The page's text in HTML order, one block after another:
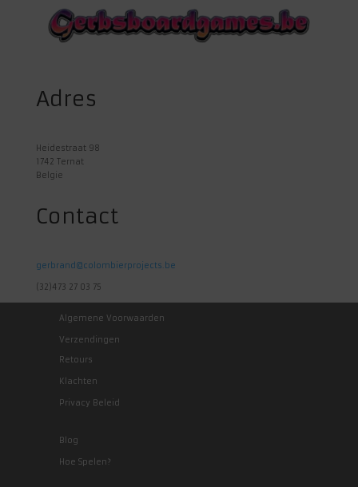
Adres
Heidestraat 98
1742 Ternat
Belgie
Contact
gerbrand@colombierprojects.be
(32)473 27 03 75
Algemene Voorwaarden
Verzendingen
Retours
Klachten
Privacy Beleid
Blog
Hoe Spelen?